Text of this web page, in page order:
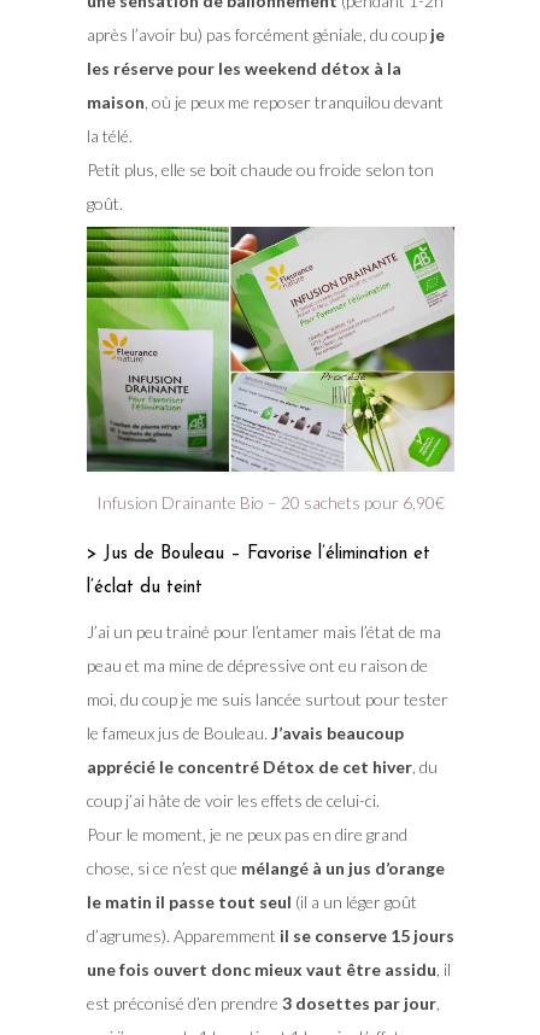
après l’avoir bu) pas forcément géniale, du coup je
les réserve pour les weekend détox à la
maison , où je peux me reposer tranquilou devant
la télé.
Petit plus, elle se boit chaude ou froide selon ton
goût.
Infusion Drainante Bio – 20 sachets pour 6,90€
> Jus de Bouleau – Favorise l’élimination et
l’éclat du teint
J’ai un peu trainé pour l’entamer mais l’état de ma
peau et ma mine de dépressive ont eu raison de
moi, du coup je me suis lancée surtout pour tester
le fameux jus de Bouleau. J’avais beaucoup
apprécié le concentré Détox de cet hiver, du
coup j’ai hâte de voir les effets de celui-ci.
Pour le moment, je ne peux pas en dire grand
chose, si ce n’est que mélangé à un jus d’orange
le matin il passe tout seul (il a un léger goût
d’agrumes). Apparemment il se conserve 15 jours
une fois ouvert donc mieux vaut être assidu , il
est préconisé d’en prendre 3 dosettes par jour,